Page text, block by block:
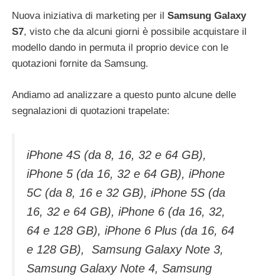
Nuova iniziativa di marketing per il Samsung Galaxy
S7, visto che da alcuni giorni è possibile acquistare il
modello dando in permuta il proprio device con le
quotazioni fornite da Samsung.
Andiamo ad analizzare a questo punto alcune delle
segnalazioni di quotazioni trapelate:
iPhone 4S (da 8, 16, 32 e 64 GB),
iPhone 5 (da 16, 32 e 64 GB), iPhone
5C (da 8, 16 e 32 GB), iPhone 5S (da
16, 32 e 64 GB), iPhone 6 (da 16, 32,
64 e 128 GB), iPhone 6 Plus (da 16, 64
e 128 GB), Samsung Galaxy Note 3,
Samsung Galaxy Note 4, Samsung